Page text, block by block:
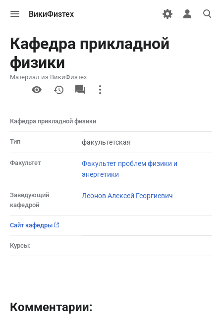
меню
ВикиФизтех
Открыть
поиск
Кафедра прикладной
физики
Материал из ВикиФизтех
More
actions
Кафедра прикладной физики
Тип факультетская
Факультет
Факультет проблем физики и
энергетики
Заведующий
кафедрой
Леонов Алексей Георгиевич
Сайт кафедры
Курсы:
Комментарии: